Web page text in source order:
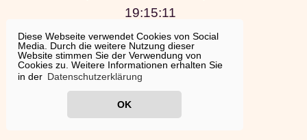
Diese Webseite verwendet Cookies von Social
Media. Durch die weitere Nutzung dieser
Website stimmen Sie der Verwendung von
Cookies zu. Weitere Informationen erhalten Sie
in der Datenschutzerklärung
OK
19:15:11